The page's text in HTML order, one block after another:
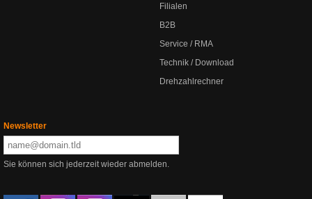
Filialen
B2B
Service / RMA
Technik / Download
Drehzahlrechner
Newsletter
Sie können sich jederzeit wieder abmelden.